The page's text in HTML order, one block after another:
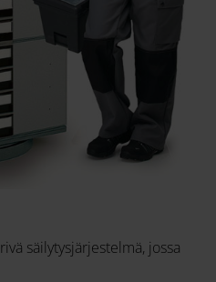
säilytysjärjestelmä, jossa